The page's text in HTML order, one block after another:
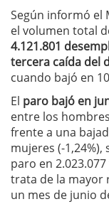
Según informó el
el volumen total
4.121.801
tercera caída del
cuando bajó en
El paro bajó en
entre los
frente a una
mujeres (-
paro en
trata de la mayor
un mes de junio